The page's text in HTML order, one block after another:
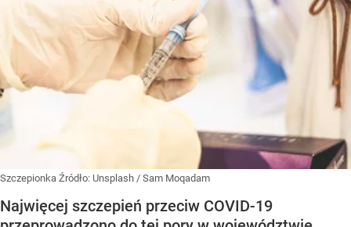
Szczepionka Źródło: Unsplash / Sam Moqadam
Najwięcej szczepień przeciw COVID-19